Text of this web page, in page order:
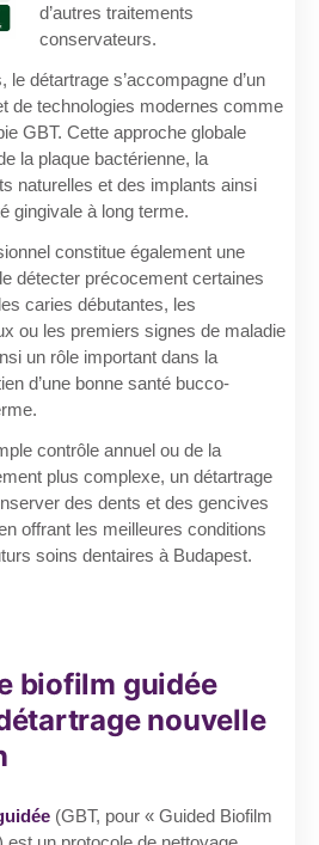
d’autres traitements
conservateurs.
détartrage s’accompagne d’un
de technologies modernes comme
GBT. Cette approche globale
la plaque bactérienne, la
naturelles et des implants ainsi
gingivale à long terme.
constitue également une
détecter précocement certaines
caries débutantes, les
ou les premiers signes de maladie
un rôle important dans la
d’une bonne santé bucco-
contrôle annuel ou de la
plus complexe, un détartrage
des dents et des gencives
offrant les meilleures conditions
soins dentaires à Budapest.
biofilm guidée
nouvelle
(GBT, pour « Guided Biofilm